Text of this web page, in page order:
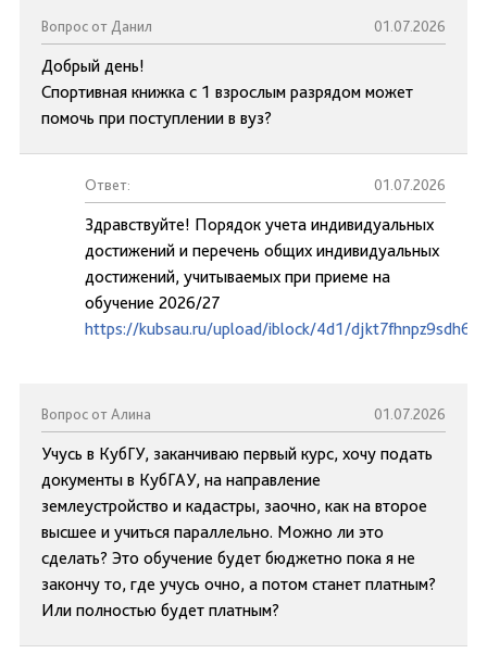
Вопрос от Данил 01.07.2026
Добрый день!
Спортивная книжка с 1 взрослым разрядом может
помочь при поступлении в вуз?
Ответ: 01.07.2026
Здравствуйте! Порядок учета индивидуальных
достижений и перечень общих индивидуальных
достижений, учитываемых при приеме на
обучение 2026/27
https://kubsau.ru/upload/iblock/4d1/
Вопрос от Алина 01.07.2026
Учусь в КубГУ, заканчиваю первый курс, хочу подать
документы в КубГАУ, на направление
землеустройство и кадастры, заочно, как на второе
высшее и учиться параллельно. Можно ли это
сделать? Это обучение будет бюджетно пока я не
закончу то, где учусь очно, а потом станет платным?
Или полностью будет платным?